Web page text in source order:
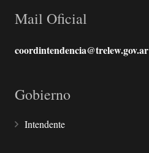
Mail Oficial
coordintendencia@trelew.gov.ar
Gobierno
Intendente